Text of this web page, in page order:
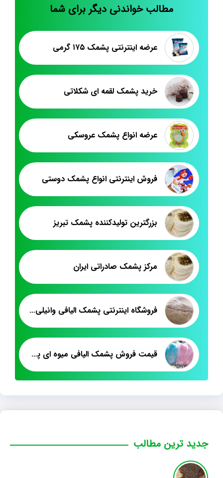
مطالب خواندنی دیگر برای شما
عرضه اینترنتی پشمک ۱۷۵ گرمی
خرید پشمک لقمه ای شکلاتی
عرضه انواع پشمک عروسکی
فروش اینترنتی انواع پشمک دوستی
بزرگترین تولیدکننده پشمک تبریز
مرکز پشمک صادراتی ایران
فروشگاه اینترنتی پشمک الیافی وانیلی عمده
قیمت فروش پشمک الیافی میوه ای پت ۵۰۰ گرم
جدید ترین مطالب